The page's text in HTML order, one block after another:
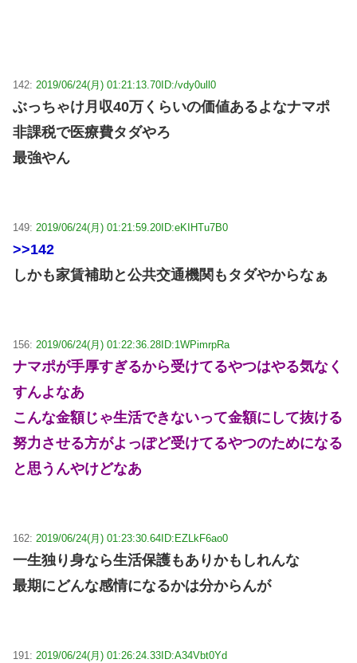
142: 2019/06/24(月) 01:21:13.70ID:/vdy0ull0
ぶっちゃけ月収40万くらいの価値あるよなナマポ
非課税で医療費タダやろ
最強やん
149: 2019/06/24(月) 01:21:59.20ID:eKIHTu7B0
>>142
しかも家賃補助と公共交通機関もタダやからなぁ
156: 2019/06/24(月) 01:22:36.28ID:1WPimrpRa
ナマポが手厚すぎるから受けてるやつはやる気なく
すんよなあ
こんな金額じゃ生活できないって金額にして抜ける
努力させる方がよっぽど受けてるやつのためになる
と思うんやけどなあ
162: 2019/06/24(月) 01:23:30.64ID:EZLkF6ao0
一生独り身なら生活保護もありかもしれんな
最期にどんな感情になるかは分からんが
191: 2019/06/24(月) 01:26:24.33ID:A34Vbt0Yd